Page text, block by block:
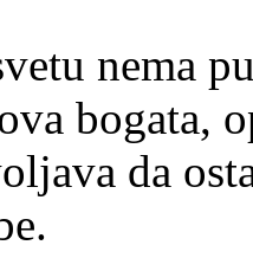
nema
bogata,
da